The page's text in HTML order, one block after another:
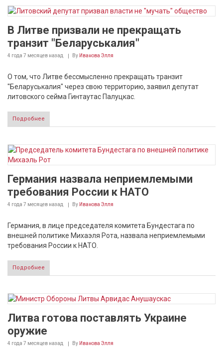
В Литве призвали не прекращать
транзит "Беларуськалия"
4 года 7 месяцев назад By Иванова Элля
О том, что Литве бессмысленно прекращать транзит
"Беларуськалия" через свою территорию, заявил депутат
литовского сейма Гинтаутас Палуцкас.
Подробнее
Германия назвала неприемлемыми
требования России к НАТО
4 года 7 месяцев назад By Иванова Элля
Германия, в лице председателя комитета Бундестага по
внешней политике Михаэля Рота, назвала неприемлемыми
требования России к НАТО.
Подробнее
Литва готова поставлять Украине
оружие
4 года 7 месяцев назад By Иванова Элля